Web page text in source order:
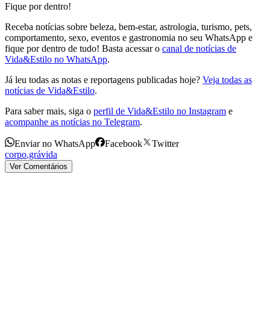
Fique por dentro!
Receba notícias sobre beleza, bem-estar, astrologia, turismo, pets,
comportamento, sexo, eventos e gastronomia no seu WhatsApp e
fique por dentro de tudo! Basta acessar o canal de notícias de
Vida&Estilo no WhatsApp.
Já leu todas as notas e reportagens publicadas hoje? Veja todas as
notícias de Vida&Estilo.
Para saber mais, siga o perfil de Vida&Estilo no Instagram e
acompanhe as notícias no Telegram.
Enviar no WhatsApp Facebook
Twitter
corpo,grávida
Ver Comentários